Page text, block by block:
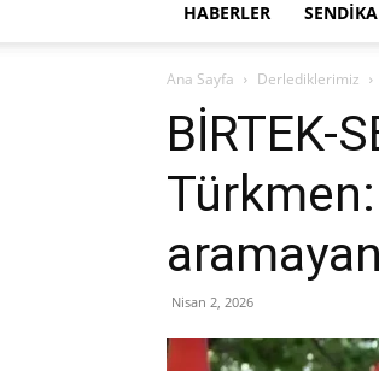
HABERLER
Ana Sayfa Derlediklerimiz
BİRTEK-
Türkmen:
Nisan 2, 2026